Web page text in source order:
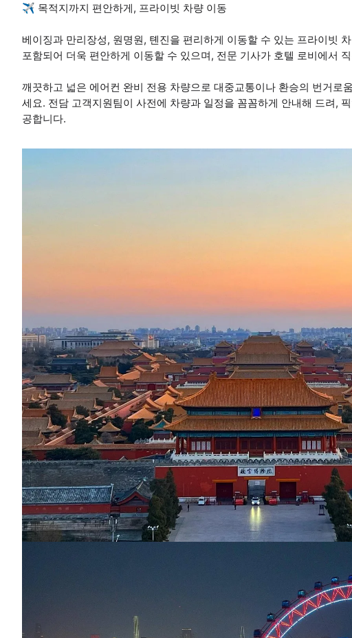
✈️ 목적지까지 편안하게, 프라이빗 차량 이동
베이징과 만리장성, 원명원, 톈진을 편리하게 이동할 수 있는 프라이빗
포함되어 더욱 편안하게 이동할 수 있으며, 전문 기사가 호텔 로비에서
깨끗하고 넓은 에어컨 완비 전용 차량으로 대중교통이나 환승의 번거로
세요. 전담 고객지원팀이 사전에 차량과 일정을 꼼꼼하게 안내해 드려,
공합니다.